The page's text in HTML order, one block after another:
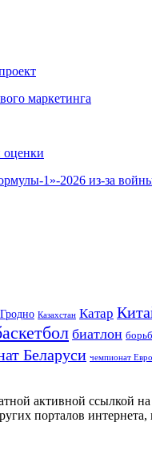
маркетинга
оценки
1»-2026 из-за
Гродно Казахстан Катар
биатлон
Беларуси чемпионат
активной ссылкой на
порталов